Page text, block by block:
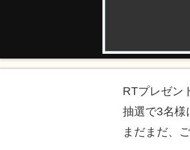
RTプレゼン
抽選で3名様
まだまだ、